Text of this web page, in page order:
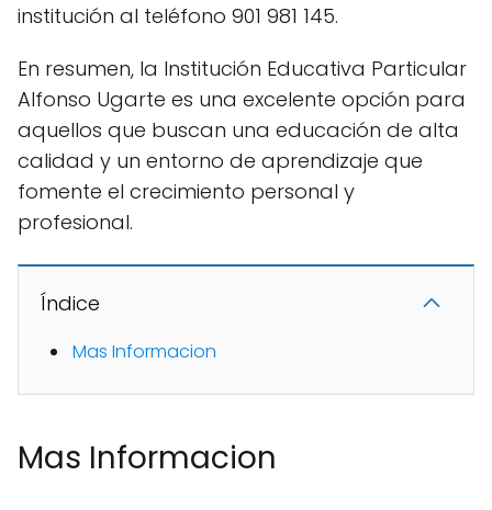
institución al teléfono 901 981 145.
En resumen, la Institución Educativa Particular
Alfonso Ugarte es una excelente opción para
aquellos que buscan una educación de alta
calidad y un entorno de aprendizaje que
fomente el crecimiento personal y
profesional.
Índice
Mas Informacion
Mas Informacion